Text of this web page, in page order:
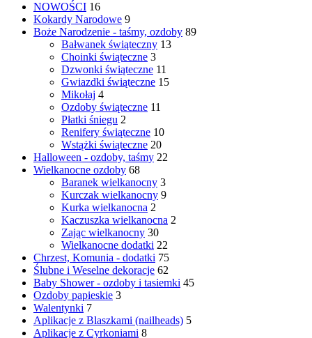
NOWOŚCI 16
Kokardy Narodowe 9
Boże Narodzenie - taśmy, ozdoby 89
Bałwanek świąteczny 13
Choinki świąteczne 3
Dzwonki świąteczne 11
Gwiazdki świąteczne 15
Mikołaj 4
Ozdoby świąteczne 11
Płatki śniegu 2
Renifery świąteczne 10
Wstążki świąteczne 20
Halloween - ozdoby, taśmy 22
Wielkanocne ozdoby 68
Baranek wielkanocny 3
Kurczak wielkanocny 9
Kurka wielkanocna 2
Kaczuszka wielkanocna 2
Zając wielkanocny 30
Wielkanocne dodatki 22
Chrzest, Komunia - dodatki 75
Ślubne i Weselne dekoracje 62
Baby Shower - ozdoby i tasiemki 45
Ozdoby papieskie 3
Walentynki 7
Aplikacje z Blaszkami (nailheads) 5
Aplikacje z Cyrkoniami 8